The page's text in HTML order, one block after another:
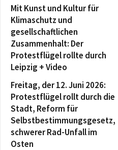
Mit Kunst und Kultur für
Klimaschutz und
gesellschaftlichen
Zusammenhalt: Der
Protestflügel rollte durch
Leipzig + Video
Freitag, der 12. Juni 2026:
Protestflügel rollt durch die
Stadt, Reform für
Selbstbestimmungsgesetz,
schwerer Rad-Unfall im
Osten